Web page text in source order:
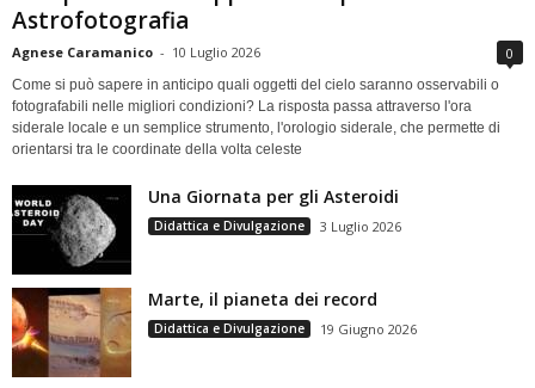
Astrofotografia
Agnese Caramanico - 10 Luglio 2026 0
Come si può sapere in anticipo quali oggetti del cielo saranno osservabili o
fotografabili nelle migliori condizioni? La risposta passa attraverso l'ora
siderale locale e un semplice strumento, l'orologio siderale, che permette di
orientarsi tra le coordinate della volta celeste
Una Giornata per gli Asteroidi
Didattica e Divulgazione 3 Luglio 2026
Marte, il pianeta dei record
Didattica e Divulgazione 19 Giugno 2026